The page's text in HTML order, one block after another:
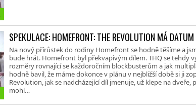
SPEKULACE: HOMEFRONT: THE REVOLUTION MÁ
Na nový přírůstek do rodiny Homefront se hodně těšíme a
bude hrát. Homefront byl překvapivým dílem. THQ se tehdy
rozměry rovnající se každoročním blockbusterům a jak
hodně bavil, že máme dokonce v plánu v nejbližší době si ji
Revolution, jak se nadcházející díl jmenuje, už klepe na dveře,
mohl…